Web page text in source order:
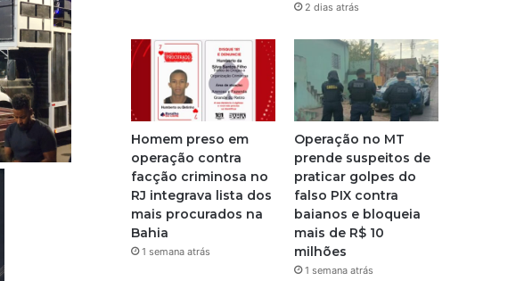
2 dias atrás
Homem preso em
operação contra
facção criminosa no
RJ integrava lista dos
mais procurados na
Bahia
1 semana atrás
Operação no MT
prende suspeitos de
praticar golpes do
falso PIX contra
baianos e bloqueia
mais de R$ 10
milhões
1 semana atrás